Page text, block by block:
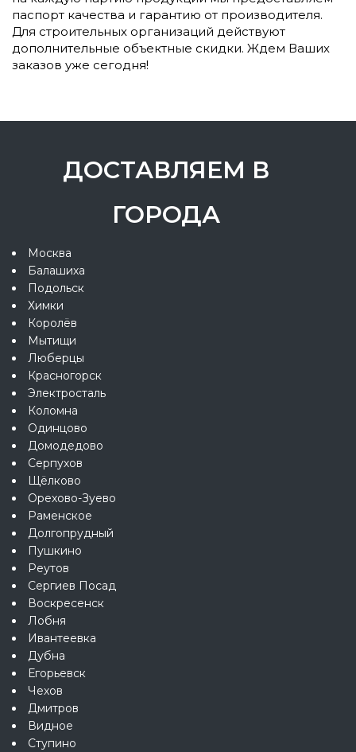
паспорт качества и гарантию от производителя.
Для строительных организаций действуют
дополнительные объектные скидки. Ждем Ваших
заказов уже сегодня!
ДОСТАВЛЯЕМ В
ГОРОДА
Москва
Балашиха
Подольск
Химки
Королёв
Мытищи
Люберцы
Красногорск
Электросталь
Коломна
Одинцово
Домодедово
Серпухов
Щёлково
Орехово-Зуево
Раменское
Долгопрудный
Пушкино
Реутов
Сергиев Посад
Воскресенск
Лобня
Ивантеевка
Дубна
Егорьевск
Чехов
Дмитров
Видное
Ступино